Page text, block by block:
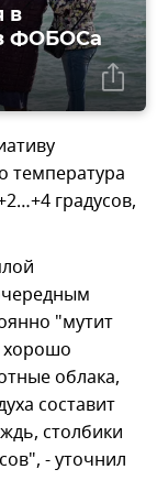
в
ФОБОСа
температура
градусов,
"мутит
хорошо
облака,
составит
столбики
- уточнил